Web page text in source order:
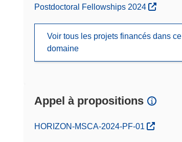
Postdoctoral Fellowships 2024
Voir tous les projets financés dans ce
domaine
Appel à propositions
(s’ouvre dans une nouvelle fenêtre)
HORIZON-MSCA-2024-PF-01